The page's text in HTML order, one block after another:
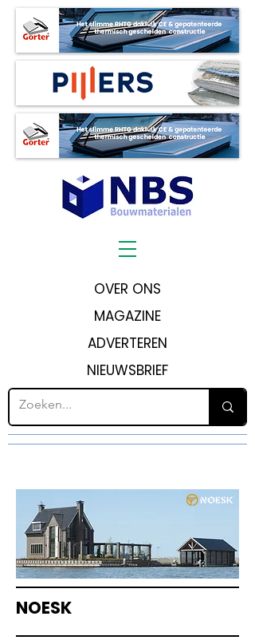
OVER ONS
MAGAZINE
ADVERTEREN
NIEUWSBRIEF
NOESK